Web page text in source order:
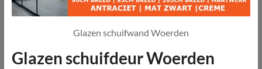
Glazen schuifwand Woerden
Glazen schuifdeur Woerden